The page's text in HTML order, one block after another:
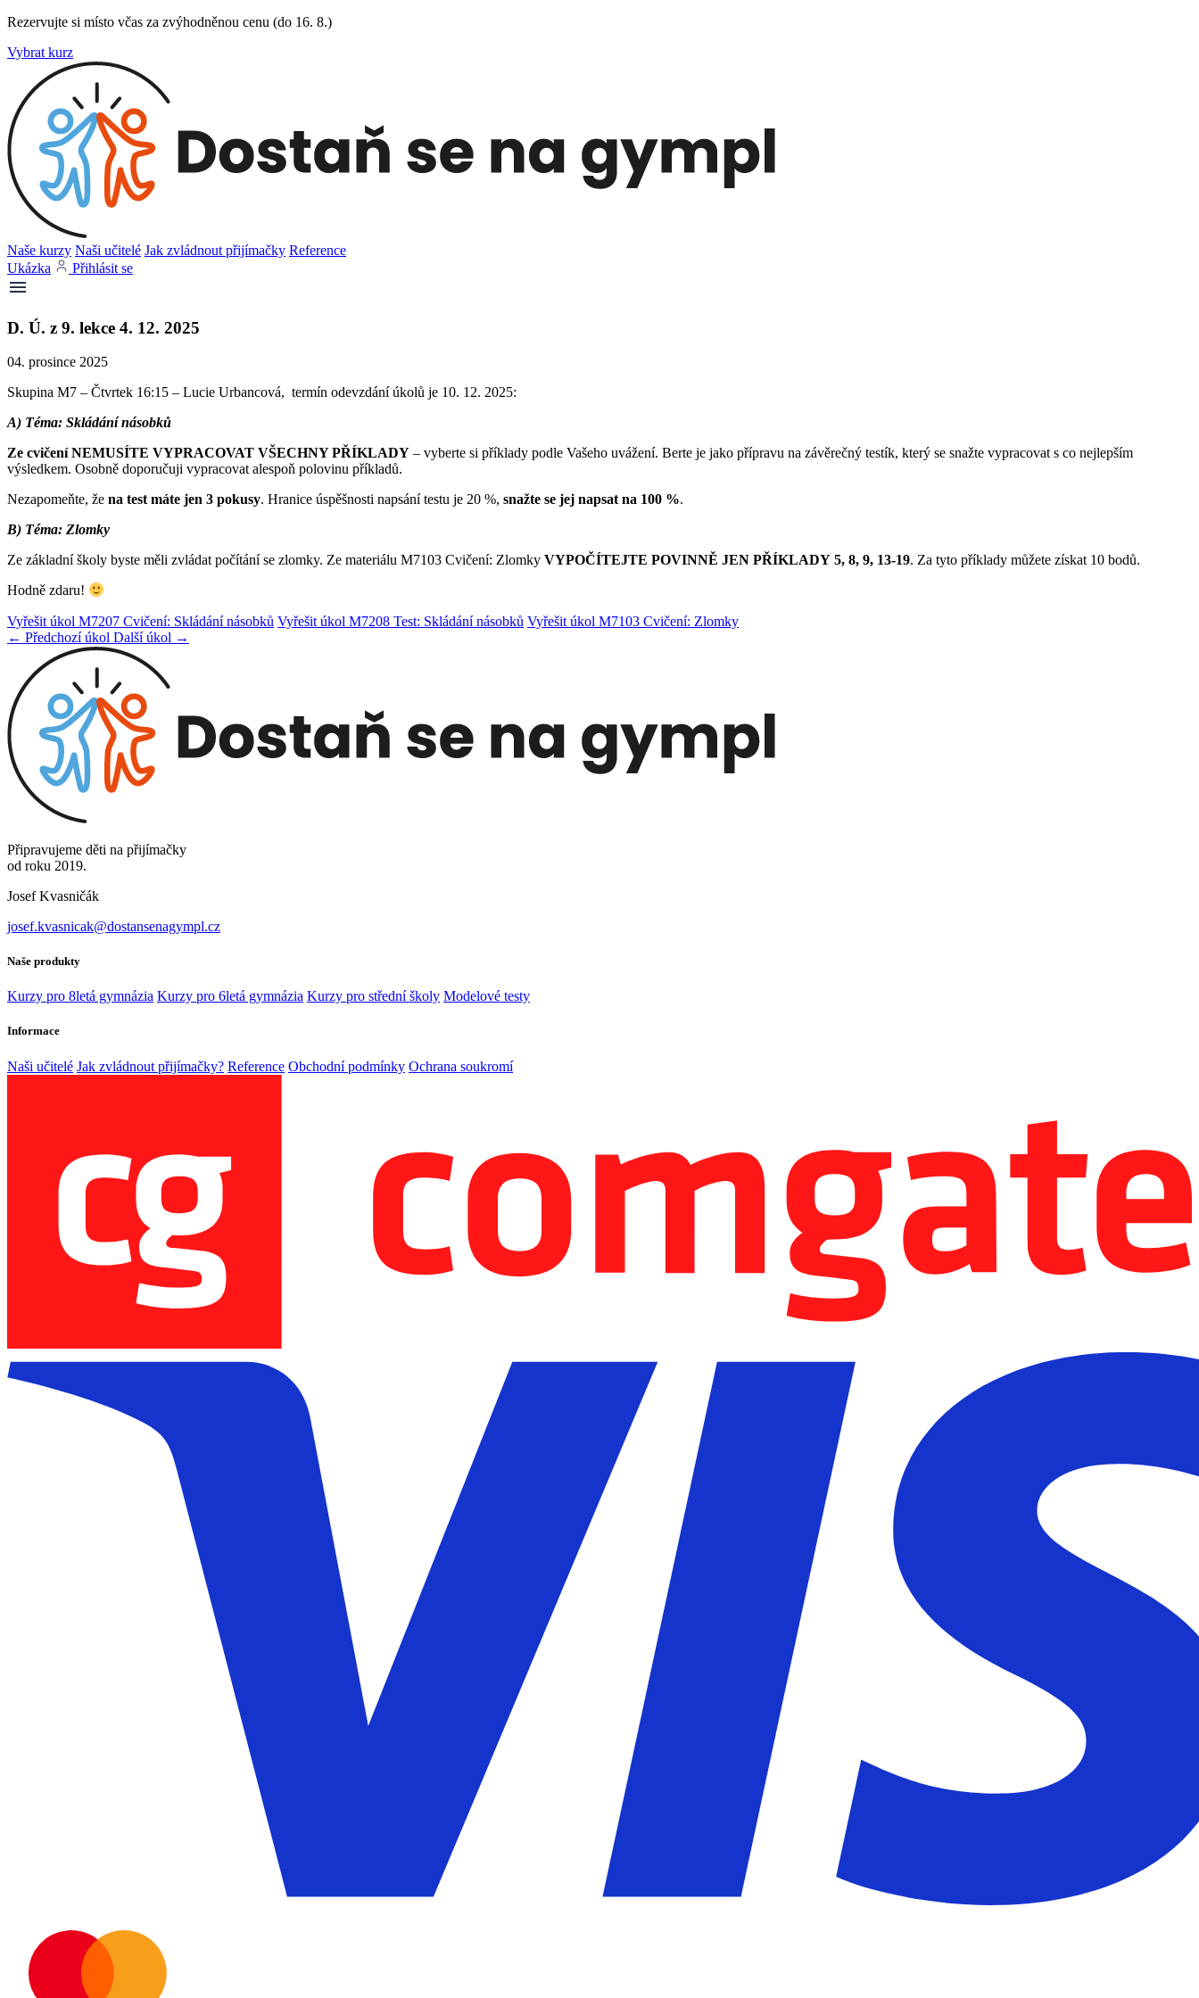
Rezervujte si místo včas za zvýhodněnou cenu (do 16. 8.)
Vybrat kurz
Naše kurzy Naši učitelé Jak zvládnout přijímačky Reference
Ukázka
Přihlásit se
D. Ú. z 9. lekce 4. 12. 2025
04. prosince 2025
Skupina M7 – Čtvrtek 16:15 – Lucie Urbancová, termín odevzdání úkolů je 10. 12. 2025:
A) Téma: Skládání násobků
Ze cvičení NEMUSÍTE VYPRACOVAT VŠECHNY PŘÍKLADY – vyberte si příklady podle Vašeho uvážení. Berte je jako přípravu na závěrečný testík, který se snažte vypracovat s co nejlepším
výsledkem. Osobně doporučuji vypracovat alespoň polovinu příkladů.
Nezapomeňte, že na test máte jen 3 pokusy. Hranice úspěšnosti napsání testu je 20 %, snažte se jej napsat na 100 %.
B) Téma: Zlomky
Ze základní školy byste měli zvládat počítání se zlomky. Ze materiálu M7103 Cvičení: Zlomky VYPOČÍTEJTE POVINNĚ JEN PŘÍKLADY 5, 8, 9, 13-19. Za tyto příklady můžete získat 10 bodů.
Hodně zdaru!
Vyřešit úkol M7207 Cvičení: Skládání násobků Vyřešit úkol M7208 Test: Skládání násobků Vyřešit úkol M7103 Cvičení: Zlomky
← Předchozí úkol Další úkol →
Připravujeme děti na přijímačky
od roku 2019.
Josef Kvasničák
josef.kvasnicak@dostansenagympl.cz
Naše produkty
Kurzy pro 8letá gymnázia Kurzy pro 6letá gymnázia Kurzy pro střední školy Modelové testy
Informace
Naši učitelé Jak zvládnout přijímačky? Reference Obchodní podmínky Ochrana soukromí